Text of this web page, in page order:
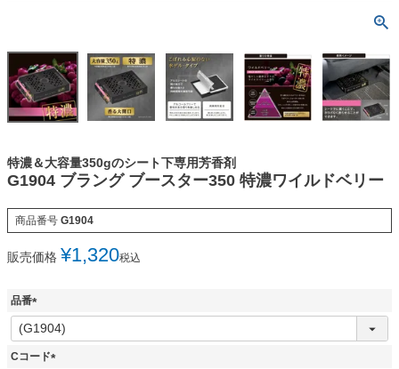
特濃＆大容量350gのシート下専用芳香剤
G1904 ブラング ブースター350 特濃ワイルドベリー
商品番号 G1904
販売価格 ¥1,320税込
品番
(
必
須
Cコード